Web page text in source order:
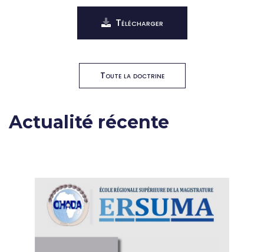
Télécharger
Toute la doctrine
Actualité récente